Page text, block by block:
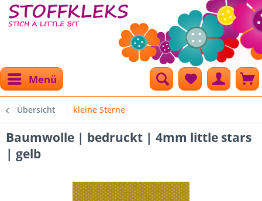
Menü
Übersicht kleine Sterne
Baumwolle | bedruckt | 4mm little stars
| gelb